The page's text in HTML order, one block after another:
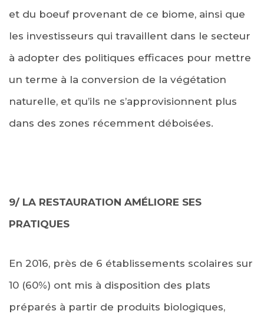
et du boeuf provenant de ce biome, ainsi que
les investisseurs qui travaillent dans le secteur
à adopter des politiques efficaces pour mettre
un terme à la conversion de la végétation
naturelle, et qu’ils ne s’approvisionnent plus
dans des zones récemment déboisées.
9/ LA RESTAURATION AMÉLIORE SES
PRATIQUES
En 2016, près de 6 établissements scolaires sur
10 (60%) ont mis à disposition des plats
préparés à partir de produits biologiques,